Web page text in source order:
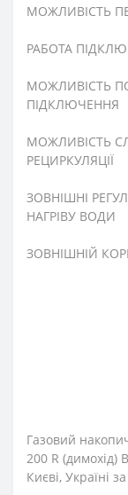
МОЖЛИВІСТЬ
РАБОТА
МОЖЛИВІСТЬ
ПІДКЛЮЧЕННЯ
МОЖЛИВІСТЬ
РЕЦИРКУЛЯЦІЇ
ЗОВНІШНІ
НАГРІВУ ВОДИ
ЗОВНІШНІЙ
Газовий
200 R
Києві, Україні